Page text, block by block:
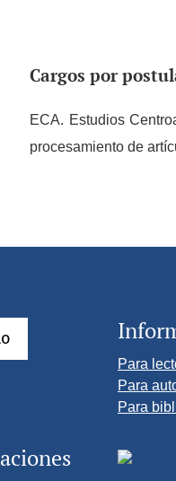
Cargos por
ECA. Estudios
procesamiento de
Para
Para
Para